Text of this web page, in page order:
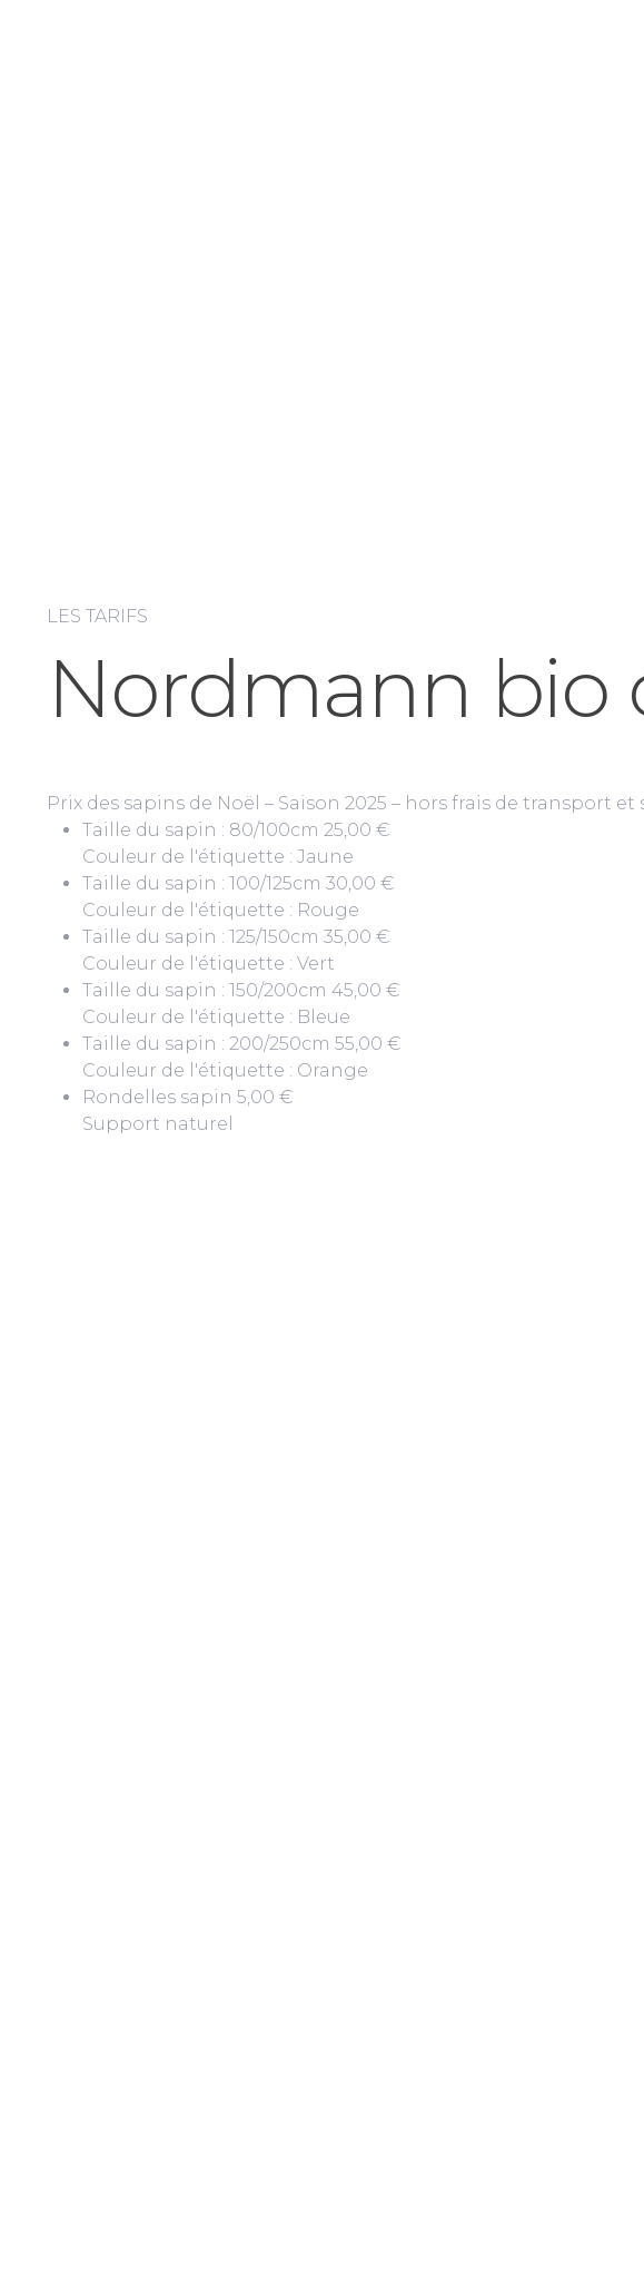
LES TARIFS
Nordmann bio
Prix des sapins de Noël – Saison 2025 – hors frais de transport
Taille du sapin : 80/100cm 25,00 €
Couleur de l'étiquette : Jaune
Taille du sapin : 100/125cm 30,00 €
Couleur de l'étiquette : Rouge
Taille du sapin : 125/150cm 35,00 €
Couleur de l'étiquette : Vert
Taille du sapin : 150/200cm 45,00 €
Couleur de l'étiquette : Bleue
Taille du sapin : 200/250cm 55,00 €
Couleur de l'étiquette : Orange
Rondelles sapin 5,00 €
Support naturel